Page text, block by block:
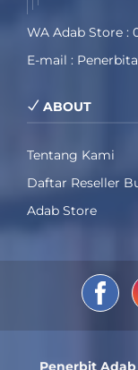
WA Adab Store :
E-mail :
ABOUT
Tentang Kami
Daftar Reseller
Adab Store
Penerbit Adab